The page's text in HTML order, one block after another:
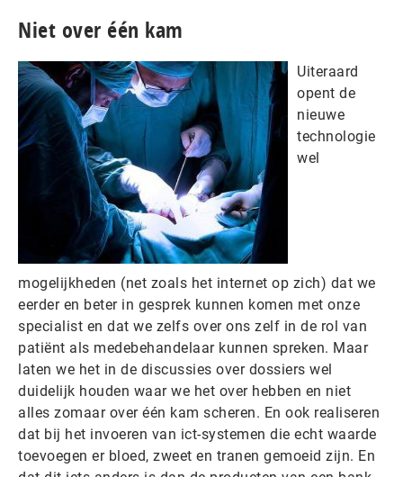
Niet over één kam
Uiteraard
opent de
nieuwe
technologie
wel
mogelijkheden (net zoals het internet op zich) dat we
eerder en beter in gesprek kunnen komen met onze
specialist en dat we zelfs over ons zelf in de rol van
patiënt als medebehandelaar kunnen spreken. Maar
laten we het in de discussies over dossiers wel
duidelijk houden waar we het over hebben en niet
alles zomaar over één kam scheren. En ook realiseren
dat bij het invoeren van ict-systemen die echt waarde
toevoegen er bloed, zweet en tranen gemoeid zijn. En